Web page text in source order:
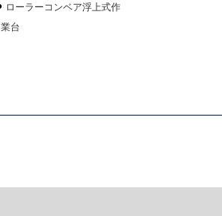
ローラーコンベア浮上式作
業台